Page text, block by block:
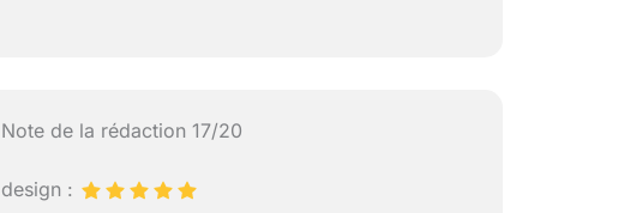
Note de la rédaction 17/20
design :